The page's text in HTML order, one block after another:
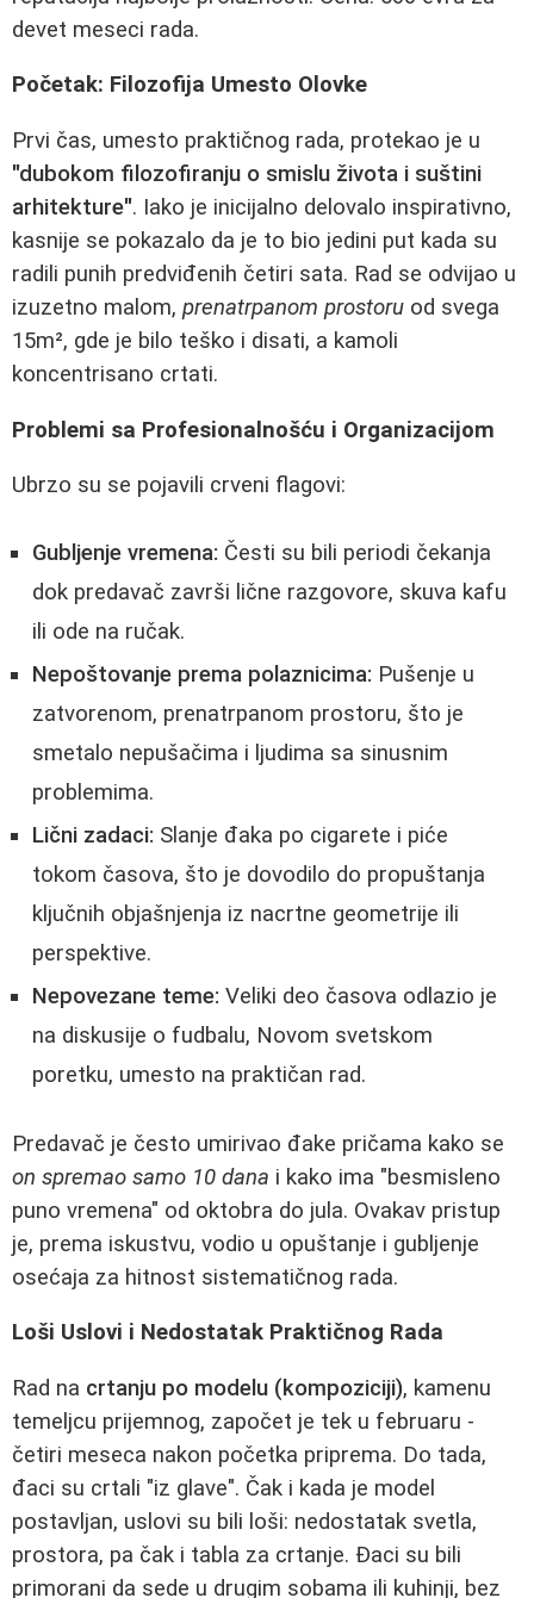
devet meseci rada.
Početak: Filozofija Umesto Olovke
Prvi čas, umesto praktičnog rada, protekao je u
"dubokom filozofiranju o smislu života i suštini
arhitekture". Iako je inicijalno delovalo inspirativno,
kasnije se pokazalo da je to bio jedini put kada su
radili punih predviđenih četiri sata. Rad se odvijao u
izuzetno malom, prenatrpanom prostoru od svega
15m², gde je bilo teško i disati, a kamoli
koncentrisano crtati.
Problemi sa Profesionalnošću i Organizacijom
Ubrzo su se pojavili crveni flagovi:
Gubljenje vremena: Česti su bili periodi čekanja
dok predavač završi lične razgovore, skuva kafu
ili ode na ručak.
Nepoštovanje prema polaznicima: Pušenje u
zatvorenom, prenatrpanom prostoru, što je
smetalo nepušačima i ljudima sa sinusnim
problemima.
Lični zadaci: Slanje đaka po cigarete i piće
tokom časova, što je dovodilo do propuštanja
ključnih objašnjenja iz nacrtne geometrije ili
perspektive.
Nepovezane teme: Veliki deo časova odlazio je
na diskusije o fudbalu, Novom svetskom
poretku, umesto na praktičan rad.
Predavač je često umirivao đake pričama kako se
on spremao samo 10 dana i kako ima "besmisleno
puno vremena" od oktobra do jula. Ovakav pristup
je, prema iskustvu, vodio u opuštanje i gubljenje
osećaja za hitnost sistematičnog rada.
Loši Uslovi i Nedostatak Praktičnog Rada
Rad na crtanju po modelu (kompoziciji), kamenu
temeljcu prijemnog, započet je tek u februaru -
četiri meseca nakon početka priprema. Do tada,
đaci su crtali "iz glave". Čak i kada je model
postavljan, uslovi su bili loši: nedostatak svetla,
prostora, pa čak i tabla za crtanje. Đaci su bili
primorani da sede u drugim sobama ili kuhinji, bez